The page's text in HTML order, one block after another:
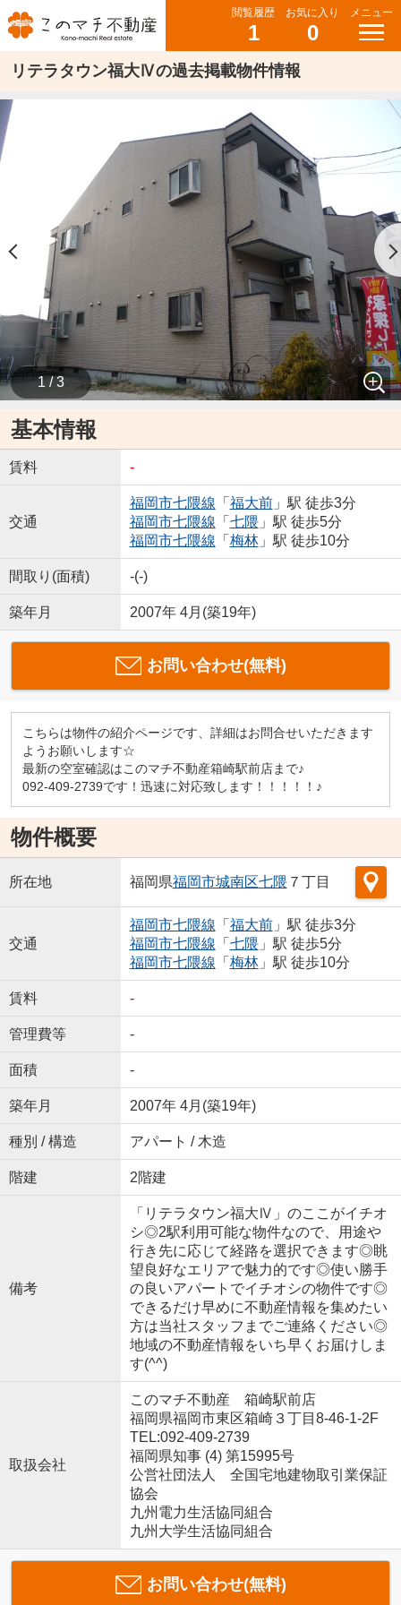
閲覧履歴
1
お気に入り
0
メニュー
リテラタウン福大Ⅳの過去掲載物件情報
1 / 3
基本情報
賃料 -
交通
福岡市七隈線 「 福大前」駅 徒歩3分
福岡市七隈線 「 七隈」駅 徒歩5分
福岡市七隈線 「 梅林」駅 徒歩10分
間取り(面積) -(-)
築年月 2007年 4月(築19年)
お問い合わせ(無料)
こちらは物件の紹介ページです、詳細はお問合せいただきます
ようお願いします☆
最新の空室確認はこのマチ不動産箱崎駅前店まで♪
092-409-2739です！迅速に対応致します！！！！！♪
物件概要
所在地 福岡県福岡市城南区七隈７丁目
交通
福岡市七隈線 「 福大前」駅 徒歩3分
福岡市七隈線 「 七隈」駅 徒歩5分
福岡市七隈線 「 梅林」駅 徒歩10分
賃料 -
管理費等 -
面積 -
築年月 2007年 4月(築19年)
種別 / 構造 アパート / 木造
階建 2階建
備考
「リテラタウン福大Ⅳ」のここがイチオ
シ◎2駅利用可能な物件なので、用途や
行き先に応じて経路を選択できます◎眺
望良好なエリアで魅力的です◎使い勝手
の良いアパートでイチオシの物件です◎
できるだけ早めに不動産情報を集めたい
方は当社スタッフまでご連絡ください◎
地域の不動産情報をいち早くお届けしま
す(^^)
取扱会社
このマチ不動産 箱崎駅前店
福岡県福岡市東区箱崎３丁目8-46-1-2F
TEL:092-409-2739
福岡県知事 (4) 第15995号
公営社団法人 全国宅地建物取引業保証
協会
九州電力生活協同組合
九州大学生活協同組合
お問い合わせ(無料)